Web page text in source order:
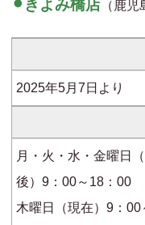
⚫︎きよみ橋店 （鹿
2025年5月7日より
月・火・水・金曜日
後）9：00～18：00
木曜日（現在）9：